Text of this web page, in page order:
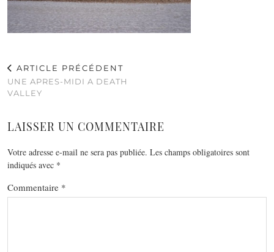
ARTICLE PRÉCÉDENT
UNE APRES-MIDI A DEATH
VALLEY
LAISSER UN COMMENTAIRE
Votre adresse e-mail ne sera pas publiée. Les champs obligatoires sont
indiqués avec *
Commentaire *